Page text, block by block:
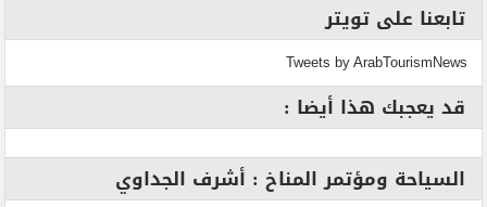
تابعنا على تويتر
Tweets by ArabTourismNews
قد يعجبك هذا أيضا :
السياحة ومؤتمر المناخ : أشرف الجداوي